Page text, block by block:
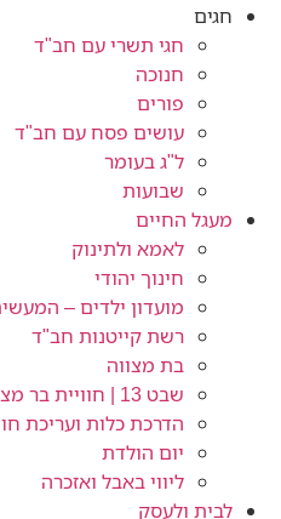
חגים
חגי תשרי עם חב"ד
חנוכה
פורים
עושים פסח עם חב"ד
ל"ג בעומר
שבועות
מעגל החיים
לאמא ולתינוק
חינוך יהודי
מועדון ילדים –
רשת קייטנות חב"ד
בת מצווה
שבט 13 | חוויית בר מצווה
הדרכת כלות ועריכת
יום הולדת
ליווי באבל ואזכרה
לבית ולעסק